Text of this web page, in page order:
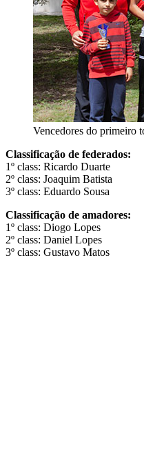
Vencedores do primeiro
Classificação de federados:
1º class: Ricardo Duarte
2º class: Joaquim Batista
3º class: Eduardo Sousa
Classificação de amadores:
1º class: Diogo Lopes
2º class: Daniel Lopes
3º class: Gustavo Matos